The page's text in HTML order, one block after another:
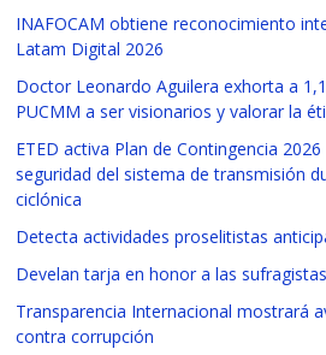
INAFOCAM obtiene reconocimiento
Latam Digital 2026
Doctor Leonardo Aguilera exhorta a
PUCMM a ser visionarios y valorar la
ETED activa Plan de Contingencia
seguridad del sistema de transmisión
ciclónica
Detecta actividades proselitistas
Develan tarja en honor a las
Transparencia Internacional mostrará
contra corrupción